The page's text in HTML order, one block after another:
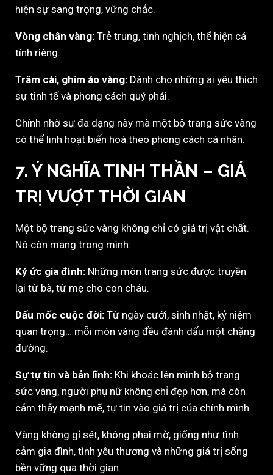
hiện sự sang trọng, vững chắc.
Vòng chân vàng: Trẻ trung, tinh nghịch, thể hiện cá
tính riêng.
Trâm cài, ghim áo vàng: Dành cho những ai yêu thích
sự tinh tế và phong cách quý phái.
Chính nhờ sự đa dạng này mà một bộ trang sức vàng
có thể linh hoạt biến hoá theo phong cách cá nhân.
7. Ý NGHĨA TINH THẦN – GIÁ
TRỊ VƯỢT THỜI GIAN
Một bộ trang sức vàng không chỉ có giá trị vật chất.
Nó còn mang trong mình:
Ký ức gia đình: Những món trang sức được truyền
lại từ bà, từ mẹ cho con cháu.
Dấu mốc cuộc đời: Từ ngày cưới, sinh nhật, kỷ niệm
quan trọng… mỗi món vàng đều đánh dấu một chặng
đường.
Sự tự tin và bản lĩnh: Khi khoác lên mình bộ trang
sức vàng, người phụ nữ không chỉ đẹp hơn, mà còn
cảm thấy mạnh mẽ, tự tin vào giá trị của chính mình.
Vàng không gỉ sét, không phai mờ, giống như tình
cảm gia đình, tình yêu thương và những giá trị sống
bền vững qua thời gian.